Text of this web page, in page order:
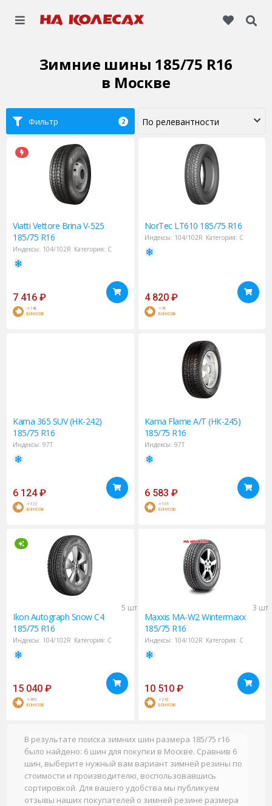
Зимние шины 185/75 R16
в Москве
Фильтр 2
Viatti Vettore Brina V-525
185/75 R16
Индексы: 104/102R Категория: C
7 416 ₽
+148
БОНУСОВ
NorTecLT610 185/75 R16
Индексы: 104/102R Категория: C
4 820 ₽
+96
БОНУСОВ
Kama 365 SUV (НК-242)
185/75 R16
Индексы: 97T
6 124₽
+122
БОНУСОВ
Kama Flame A/T (НК-245)
185/75 R16
Индексы: 97T
6 583 ₽
+131
БОНУСОВ
5 шт
Ikon Autograph Snow C4
185/75 R16
Индексы: 104/102R Категория: C
15 040 ₽
+300
БОНУСОВ
3 шт
Maxxis MA-W2 Wintermaxx
185/75 R16
Индексы: 104/102R Категория: C
10 510 ₽
+210
БОНУСОВ
В результате поиска зимних шин размера 185/75 r16
было найдено: 6 шин для покупки в Москве. Сравнив 6
шин, выберите нужный вам вариант зимней резины по
стоимости и производителю, воспользовавшись
сортировкой. Для вашего удобства мы публикуем
отзывы наших покупателей о зимней резине размера